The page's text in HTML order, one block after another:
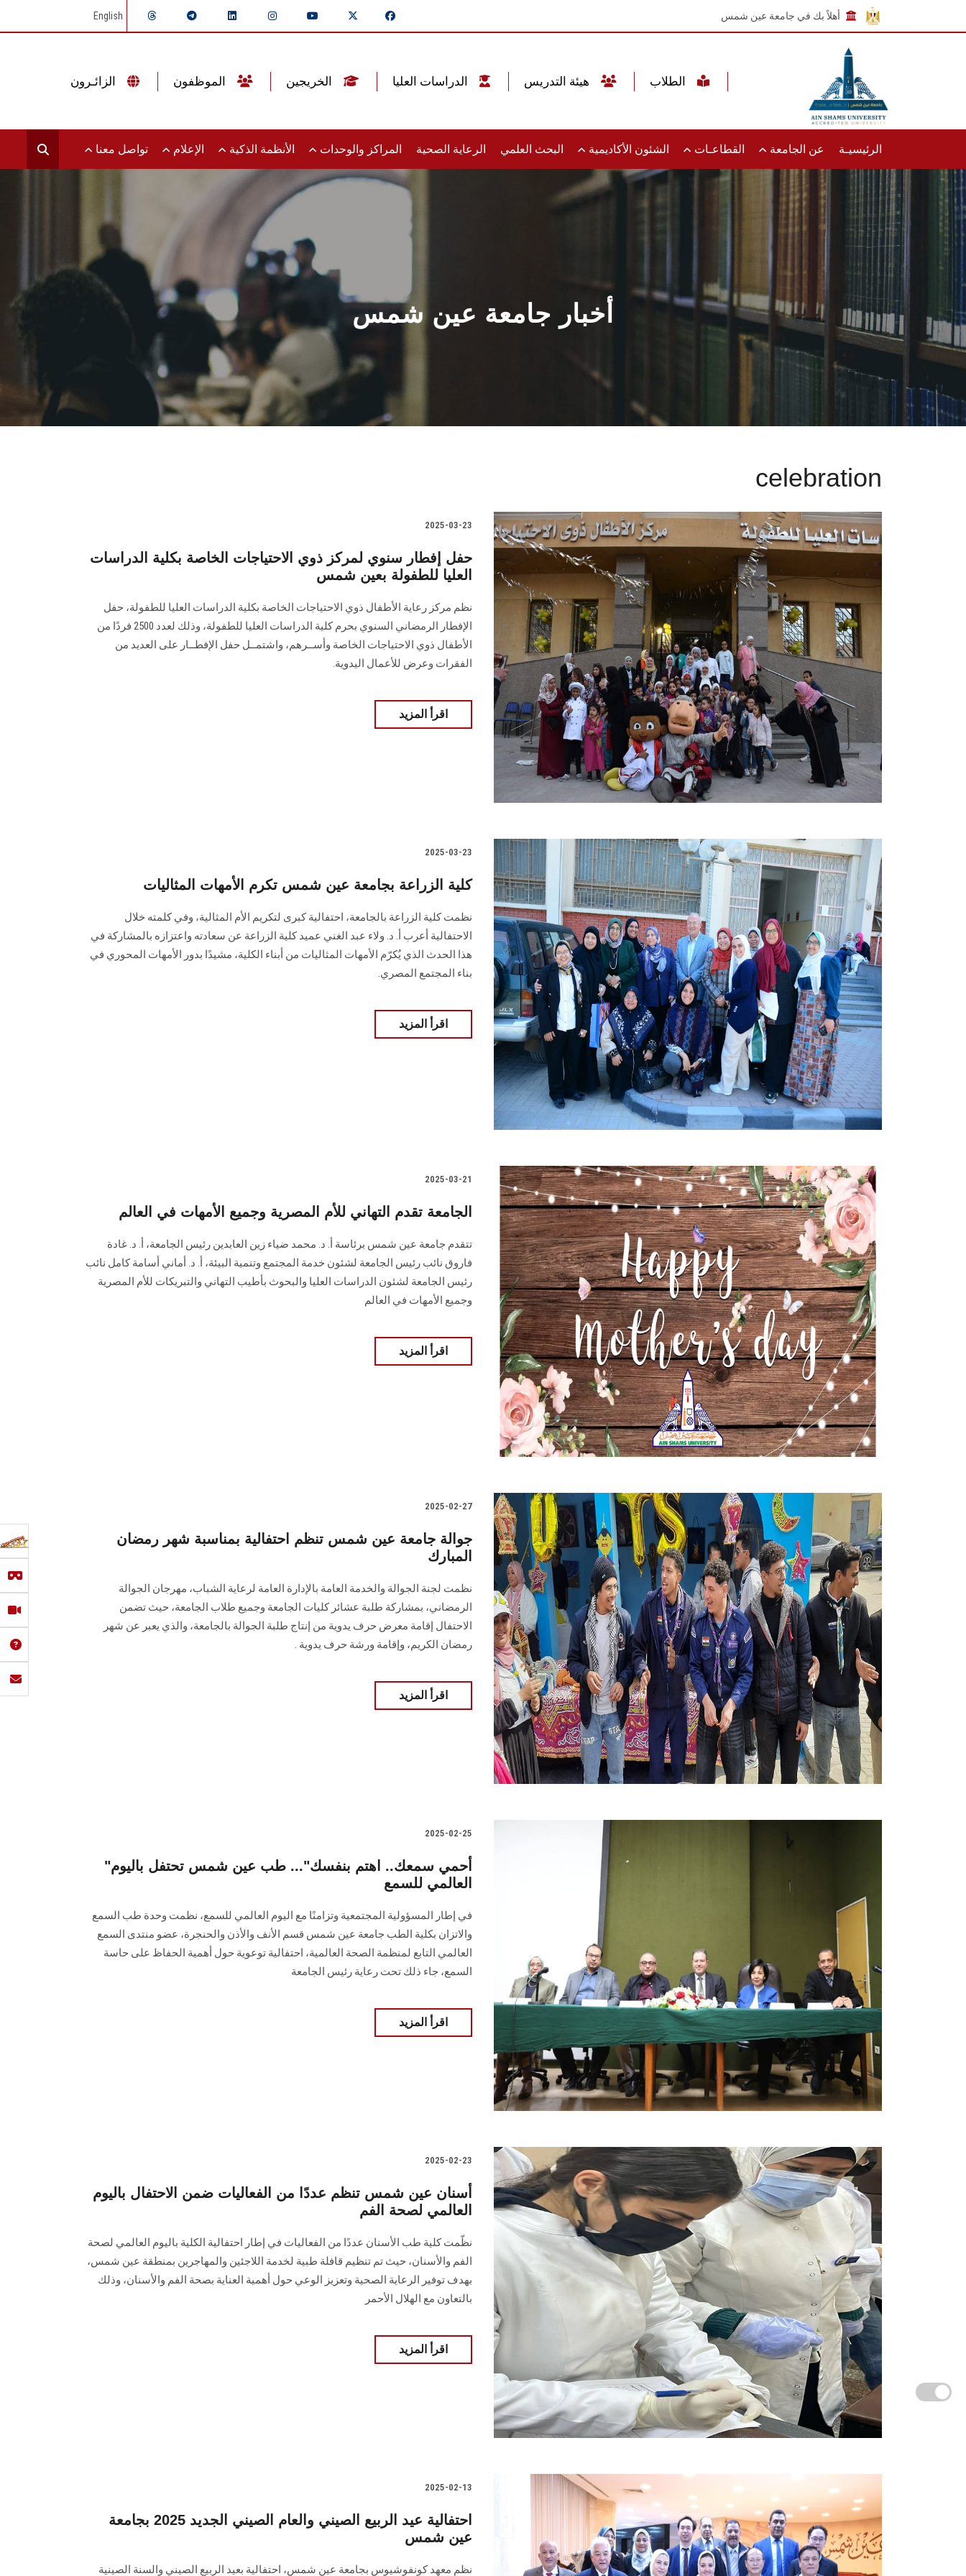
أهلاً بك في جامعة عين شمس English
الرئيسيـة عن الجامعة القطاعـات الشئون الأكاديمية البحث العلمي الرعاية الصحية المراكز والوحدات الأنظمة الذكية الإعلام تواصل معنا
أخبار جامعة عين شمس
celebration
2025-03-23
حفل إفطار سنوي لمركز ذوي الاحتياجات الخاصة بكلية الدراسات
العليا للطفولة بعين شمس
نظم مركز رعاية الأطفال ذوي الاحتياجات الخاصة بكلية الدراسات العليا للطفولة، حفل
الإفطار الرمضاني السنوي بحرم كلية الدراسات العليا للطفولة، وذلك لعدد 2500 فردًا من
الأطفال ذوي الاحتياجات الخاصة وأســرهم، واشتمــل حفل الإفطــار على العديد من
الفقرات وعرض للأعمال اليدوية.
اقرأ المزيد
2025-03-23
‏‎ كلية الزراعة بجامعة عين شمس تكرم الأمهات المثاليات
نظمت كلية الزراعة بالجامعة، احتفالية كبرى لتكريم الأم المثالية، وفي كلمته خلال
الاحتفالية أعرب أ. د. ولاء عبد الغني عميد كلية الزراعة عن سعادته واعتزازه بالمشاركة في
هذا الحدث الذي يُكرّم الأمهات المثاليات من أبناء الكلية، مشيدًا بدور الأمهات المحوري في
بناء المجتمع المصري.
اقرأ المزيد
2025-03-21
الجامعة تقدم التهاني للأم المصرية وجميع الأمهات في العالم
تتقدم جامعة عين شمس برئاسة أ. د. محمد ضياء زين العابدين رئيس الجامعة، أ. د. غادة
فاروق نائب رئيس الجامعة لشئون خدمة المجتمع وتنمية البيئة، أ. د. أماني أسامة كامل نائب
رئيس الجامعة لشئون الدراسات العليا والبحوث بأطيب التهاني والتبريكات للأم المصرية
وجميع الأمهات في العالم
اقرأ المزيد
2025-02-27
جوالة جامعة عين شمس تنظم احتفالية بمناسبة شهر رمضان
المبارك
نظمت لجنة الجوالة والخدمة العامة بالإدارة العامة لرعاية الشباب، مهرجان الجوالة
الرمضاني، بمشاركة طلبة عشائر كليات الجامعة وجميع طلاب الجامعة، حيث تضمن
الاحتفال إقامة معرض حرف يدوية من إنتاج طلبة الجوالة بالجامعة، والذي يعبر عن شهر
رمضان الكريم، وإقامة ورشة حرف يدوية .
اقرأ المزيد
2025-02-25
"أحمي سمعك.. اهتم بنفسك"... طب عين شمس تحتفل باليوم
العالمي للسمع
في إطار المسؤولية المجتمعية وتزامنًا مع اليوم العالمي للسمع، نظمت وحدة طب السمع
والاتزان بكلية الطب جامعة عين شمس قسم الأنف والأذن والحنجرة، عضو منتدى السمع
العالمي التابع لمنظمة الصحة العالمية، احتفالية توعوية حول أهمية الحفاظ على حاسة
السمع، جاء ذلك تحت رعاية رئيس الجامعة
اقرأ المزيد
2025-02-23
أسنان عين شمس تنظم عددًا من الفعاليات ضمن الاحتفال باليوم
العالمي لصحة الفم
نظّمت كلية طب الأسنان عددًا من الفعاليات في إطار احتفالية الكلية باليوم العالمي لصحة
الفم والأسنان، حيث تم تنظيم قافلة طبية لخدمة اللاجئين والمهاجرين بمنطقة عين شمس،
بهدف توفير الرعاية الصحية وتعزيز الوعي حول أهمية العناية بصحة الفم والأسنان، وذلك
بالتعاون مع الهلال الأحمر
اقرأ المزيد
2025-02-13
احتفالية عيد الربيع الصيني والعام الصيني الجديد 2025 بجامعة
عين شمس
نظم معهد كونفوشيوس بجامعة عين شمس، احتفالية بعيد الربيع الصيني والسنة الصينية